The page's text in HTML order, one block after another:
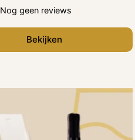
Nog geen reviews
Bekijken